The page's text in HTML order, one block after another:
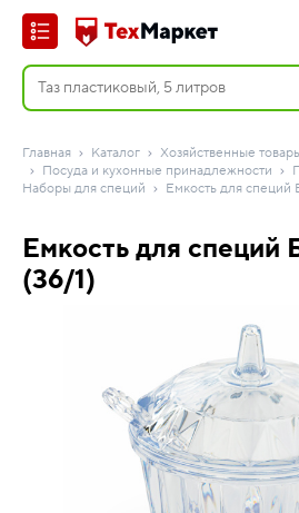
Главная Каталог Хозяйственные
Посуда и кухонные принадлежности
Наборы для специй
Емкость для специй
Емкость для специй
(36/1)